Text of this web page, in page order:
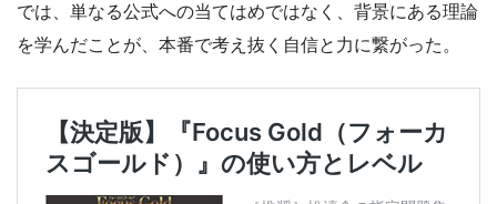
では、単なる公式への当てはめではなく、背景にある理論
を学んだことが、本番で考え抜く自信と力に繋がった。